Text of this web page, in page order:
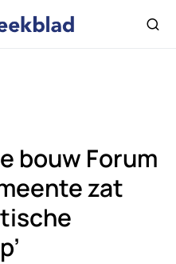
bouw Forum
zat